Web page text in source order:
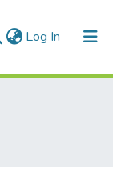
Log In (current)